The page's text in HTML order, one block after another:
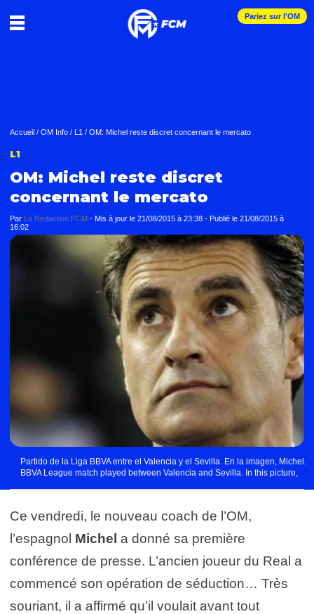
Pariez sur l'OM
Accueil / OM Info / L1 / OM: Michel reste discret concernant le mercato
L1
OM: Michel reste discret
concernant le mercato
Par La Redaction FCM - Mis à jour le 21/08/2015 à 23:38 - Publié le 21/08/2015 à
16:02
Partido de la Liga BBVA entre el Valencia y el Sevilla. En la imagen, Michel.
BBVA League match played between Valencia and Sevilla. In this picture,
Ce vendredi, le nouveau coach de l’OM,
l’espagnol Michel a donné sa première
conférence de presse. L’ancien joueur du Real a
commencé son opération de séduction… Très
souriant, il a affirmé qu’il voulait avant tout